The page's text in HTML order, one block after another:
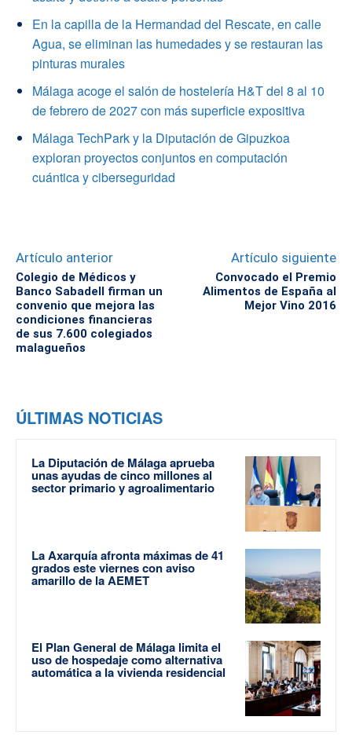
En la capilla de la Hermandad del Rescate, en calle
Agua, se eliminan las humedades y se restauran las
pinturas murales
Málaga acoge el salón de hostelería H&T del 8 al 10
de febrero de 2027 con más superficie expositiva
Málaga TechPark y la Diputación de Gipuzkoa
exploran proyectos conjuntos en computación
cuántica y ciberseguridad
Artículo anterior
Colegio de Médicos y
Banco Sabadell firman un
convenio que mejora las
condiciones financieras
de sus 7.600 colegiados
malagueños
Artículo siguiente
Convocado el Premio
Alimentos de España al
Mejor Vino 2016
ÚLTIMAS NOTICIAS
La Diputación de Málaga aprueba
unas ayudas de cinco millones al
sector primario y agroalimentario
La Axarquía afronta máximas de 41
grados este viernes con aviso
amarillo de la AEMET
El Plan General de Málaga limita el
uso de hospedaje como alternativa
automática a la vivienda residencial